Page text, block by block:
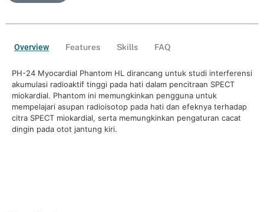
Overview Features Skills FAQ
PH-24 Myocardial Phantom HL dirancang untuk studi interferensi
akumulasi radioaktif tinggi pada hati dalam pencitraan SPECT
miokardial. Phantom ini memungkinkan pengguna untuk
mempelajari asupan radioisotop pada hati dan efeknya terhadap
citra SPECT miokardial, serta memungkinkan pengaturan cacat
dingin pada otot jantung kiri.